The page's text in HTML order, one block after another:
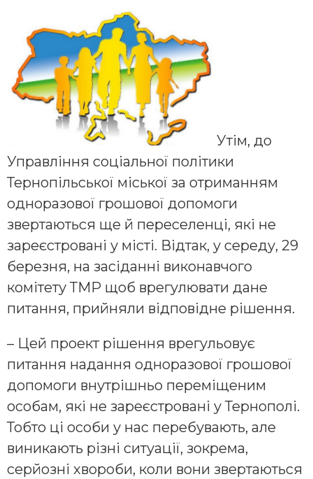
Утім, до
Управління соціальної політики
Тернопільської міської за отриманням
одноразової грошової допомоги
звертаються ще й переселенці, які не
зареєстровані у місті. Відтак, у середу, 29
березня, на засіданні виконавчого
комітету ТМР щоб врегулювати дане
питання, прийняли відповідне рішення.
– Цей проект рішення врегульовує
питання надання одноразової грошової
допомоги внутрішньо переміщеним
особам, які не зареєстровані у Тернополі.
Тобто ці особи у нас перебувають, але
виникають різні ситуації, зокрема,
серйозні хвороби, коли вони звертаються